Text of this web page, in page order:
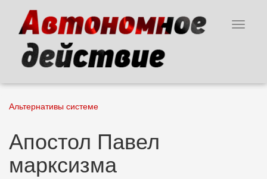
основному
содержанию
Toggle
Альтернативы системе
Апостол Павел
марксизма